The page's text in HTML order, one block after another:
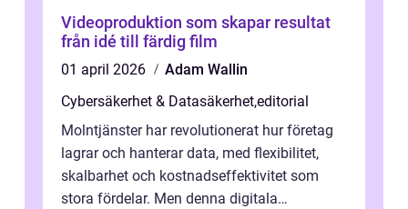
Videoproduktion som skapar resultat
från idé till färdig film
01 april 2026
Adam Wallin
Cybersäkerhet & Datasäkerhet,editorial
Molntjänster har revolutionerat hur företag
lagrar och hanterar data, med flexibilitet,
skalbarhet och kostnadseffektivitet som
stora fördelar. Men denna digitala